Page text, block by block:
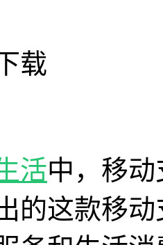
载
活中，移
的这款移